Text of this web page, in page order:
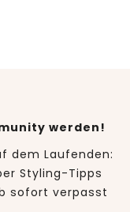
werden!
dem Laufenden:
Styling-Tipps
sofort verpasst